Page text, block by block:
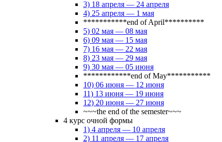
3) 18 апреля — 24 апреля
4) 25 апреля — 1 мая
***********end of April**********
5) 02 мая — 08 мая
6) 09 мая — 15 мая
7) 16 мая — 22 мая
8) 23 мая — 29 мая
9) 30 мая — 05 июня
************end of May***********
10) 06 июня — 12 июня
11) 13 июня — 19 июня
12) 20 июня — 27 июня
~~~the end of the semester~~~
4 курс очной формы
1) 4 апреля — 10 апреля
2) 11 апреля — 17 апреля